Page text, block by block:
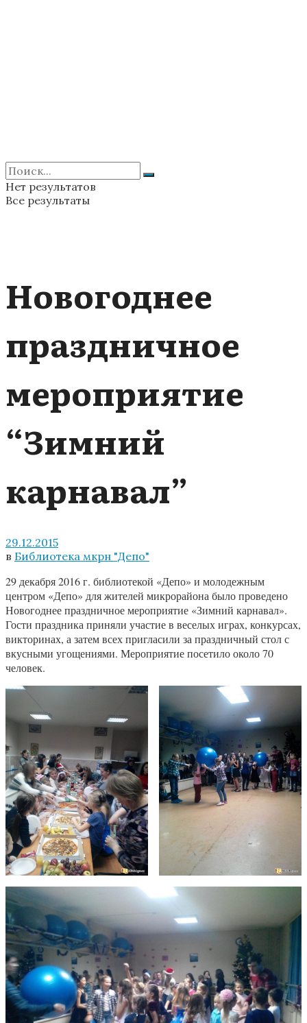
Нет результатов
Все результаты
Новогоднее
праздничное
мероприятие
“Зимний
карнавал”
29.12.2015
в Библиотека мкрн "Депо"
29 декабря 2016 г. библиотекой «Депо» и молодежным
центром «Депо» для жителей микрорайона было проведено
Новогоднее праздничное мероприятие «Зимний карнавал».
Гости праздника приняли участие в веселых играх, конкурсах,
викторинах, а затем всех пригласили за праздничный стол с
вкусными угощениями. Мероприятие посетило около 70
человек.